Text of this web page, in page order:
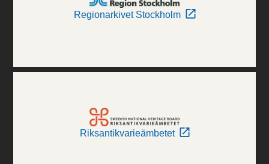
Regionarkivet Stockholm
Riksantikvarieämbetet